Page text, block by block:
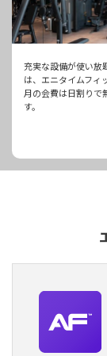
充実な設備が使い放
は、エニタイムフィ
月の会費は日割りで
す。